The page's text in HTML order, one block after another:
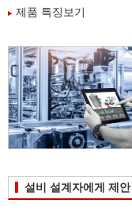
제품 특징보기
설비 설계자에게 제안